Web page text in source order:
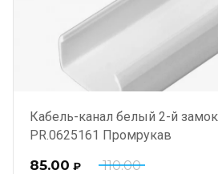
Кабель-канал белый 2-й
PR.0625161 Промрукав
110.00
85.00 ₽